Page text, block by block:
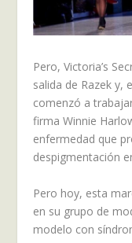
Pero, Victoria’s
salida de Razek y,
comenzó a
firma Winnie
enfermedad que
despigmentación
Pero hoy, esta
en su grupo de
modelo con